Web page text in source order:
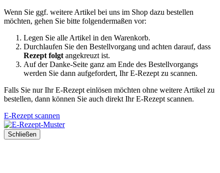
Wenn Sie ggf. weitere Artikel bei uns im Shop dazu bestellen
möchten, gehen Sie bitte folgendermaßen vor:
Legen Sie alle Artikel in den Warenkorb.
Durchlaufen Sie den Bestellvorgang und achten darauf, dass
Rezept folgt angekreuzt ist.
Auf der Danke-Seite ganz am Ende des Bestellvorgangs
werden Sie dann aufgefordert, Ihr E-Rezept zu scannen.
Falls Sie nur Ihr E-Rezept einlösen möchten ohne weitere Artikel zu
bestellen, dann können Sie auch direkt Ihr E-Rezept scannen.
E-Rezept scannen
Schließen